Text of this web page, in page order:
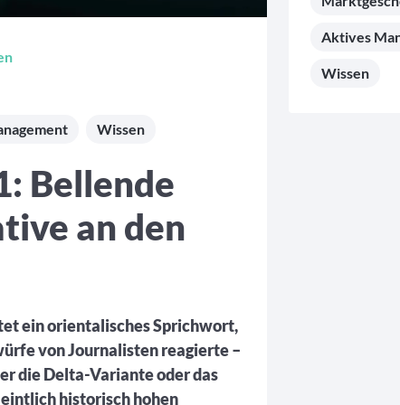
Wissen
Bellende
an den
ein orientalisches Sprichwort,
von Journalisten reagierte –
die Delta-Variante oder das
historisch hohen
Aktives
Wissen